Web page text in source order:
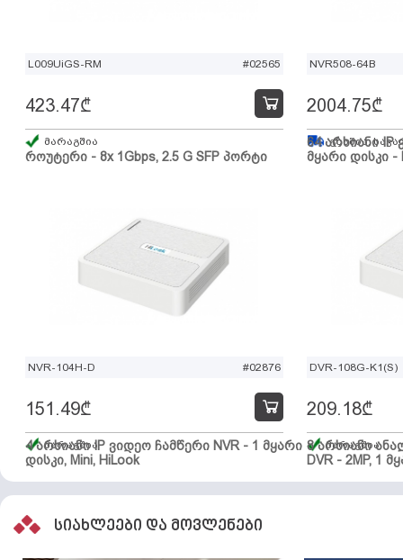
L009UiGS-RM #02565
როუტერი - 8x 1Gbps, 2.5 G SFP პორტი
423.47₾
მარაგშია
NVR508-64B
64 არხიანი IP
მყარი დისკი -
2004.75₾
გზაშია,
NVR-104H-D #02876
4 არხიანი IP ვიდეო ჩამწერი NVR - 1 მყარი
დისკი, Mini, HiLook
151.49₾
მარაგშია
DVR-108G-K1(S)
8 არხიანი
DVR - 2MP, 1
209.18₾
მარაგშია
სიახლეები და მოვლენები